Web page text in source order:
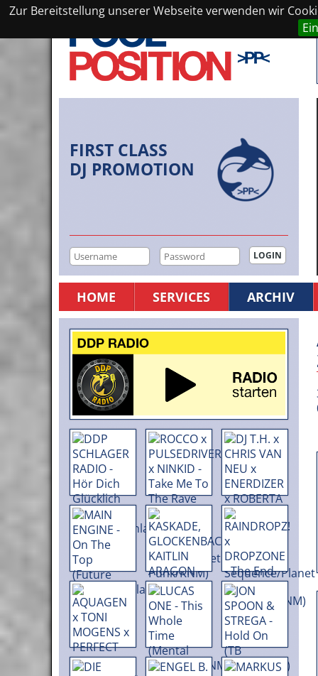
Zur Bereitstellung unserer Webseite verwenden wir
FIRST CLASS
DJ PROMOTION
HOME SERVICES ARCHIV